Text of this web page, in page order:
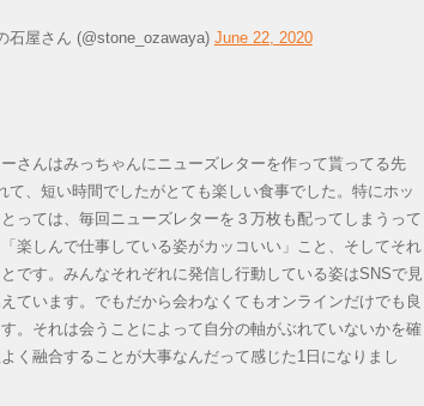
石屋さん (@stone_ozawaya) June 22, 2020
さんはみっちゃんにニューズレターを作って貰ってる先
、短い時間でしたがとても楽しい食事でした。特にホッ
っては、毎回ニューズレターを３万枚も配ってしまうって
楽しんで仕事している姿がカッコいい」こと、そしてそれ
です。みんなそれぞれに発信し行動している姿はSNSで見
ています。でもだから会わなくてもオンラインだけでも良
。それは会うことによって自分の軸がぶれていないかを確
く融合することが大事なんだって感じた1日になりまし